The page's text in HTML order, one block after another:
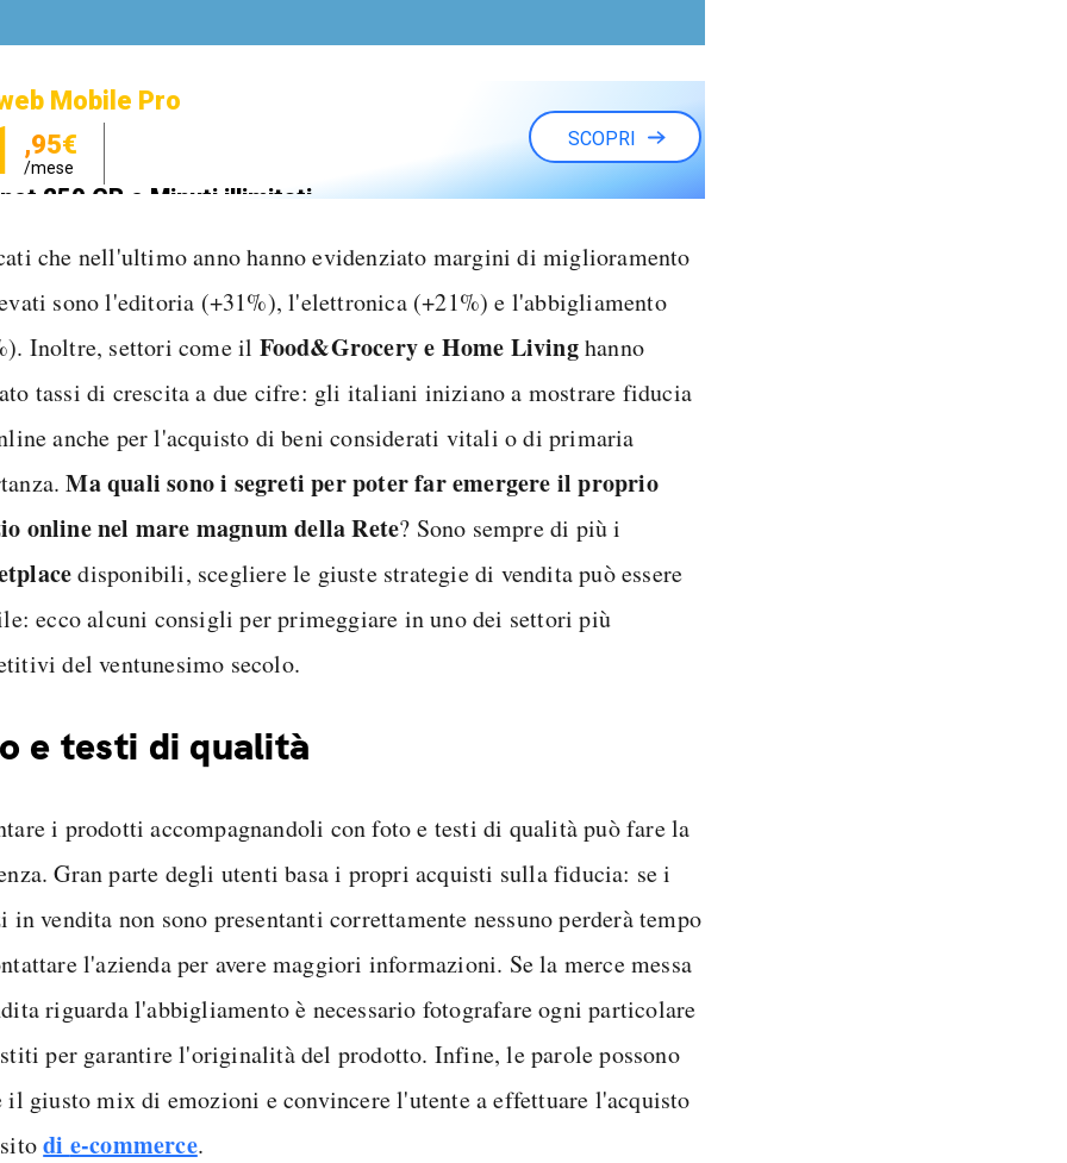
Mobile Pro
,95€
/mese
250 GB e Minuti illimitati
SCOPRI
che nell'ultimo anno hanno evidenziato margini di miglioramento
sono l'editoria (+31%), l'elettronica (+21%) e l'abbigliamento
Inoltre, settori come il Food&Grocery e Home Livinghanno
tassi di crescita a due cifre: gli italiani iniziano a mostrare fiducia
anche per l'acquisto di beni considerati vitali o di primaria
Ma quali sono i segreti per poter far emergere il proprio
online nel mare magnum della Rete? Sono sempre di più i
disponibili, scegliere le giuste strategie di vendita può essere
ecco alcuni consigli per primeggiare in uno dei settori più
del ventunesimo secolo.
e testi di qualità
i prodotti accompagnandoli con foto e testi di qualità può fare la
Gran parte degli utenti basa i propri acquisti sulla fiducia: se i
in vendita non sono presentanti correttamente nessuno perderà tempo
l'azienda per avere maggiori informazioni. Se la merce messa
riguarda l'abbigliamento è necessario fotografare ogni particolare
per garantire l'originalità del prodotto. Infine, le parole possono
il giusto mix di emozioni e convincere l'utente a effettuare l'acquisto
sitodi e-commerce.